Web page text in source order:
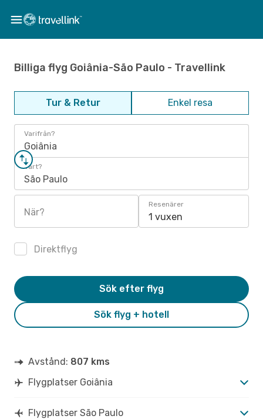
Billiga flyg Goiânia-São Paulo - Travellink
Tur & Retur Enkel resa
Varifrån?
Goiânia
Vart?
São Paulo
När?
Resenärer
1 vuxen
Direktflyg
Sök flyg + hotell
Sök efter flyg
Avstånd: 807 kms
Flygplatser Goiânia
Flygplatser São Paulo